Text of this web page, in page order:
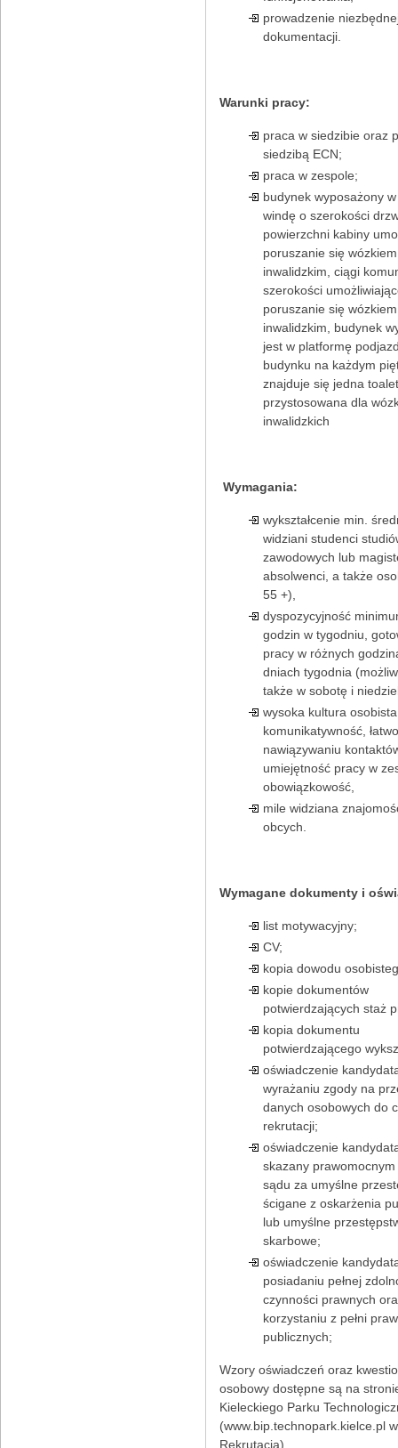
prowadzenie
dokumentacji.
Warunki pracy:
praca w siedzibie oraz
siedzibą ECN;
praca w zespole;
budynek wyposażony
windę o szerokości
powierzchni kabiny
poruszanie się wózkiem
inwalidzkim, ciągi
szerokości
poruszanie się wózkiem
inwalidzkim, budynek
jest w platformę
budynku na każdym
znajduje się jedna
przystosowana dla
inwalidzkich
Wymagania:
wykształcenie min.
widziani studenci
zawodowych lub
absolwenci, a także
55 +),
dyspozycyjność
godzin w tygodniu,
pracy w różnych
dniach tygodnia
także w sobotę i
wysoka kultura
komunikatywność,
nawiązywaniu
umiejętność pracy w
obowiązkowość,
mile widziana
obcych.
Wymagane dokumenty i
list motywacyjny;
CV;
kopia dowodu
kopie dokumentów
potwierdzających staż
kopia dokumentu
potwierdzającego
oświadczenie
wyrażaniu zgody na
danych osobowych do
rekrutacji;
oświadczenie
skazany
sądu za umyślne
ścigane z oskarżenia
lub umyślne
skarbowe;
oświadczenie
posiadaniu pełnej
czynności prawnych
korzystaniu z pełni praw
publicznych;
Wzory oświadczeń oraz
osobowy dostępne są na
Kieleckiego Parku
(www.bip.technopark.kielce.pl
Rekrutacja).